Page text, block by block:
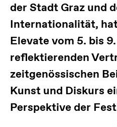
der Stadt Graz und
Internationalität,
Elevate vom 5. bis
reflektierenden
zeitgenössischen
Kunst und Diskurs
Perspektive der